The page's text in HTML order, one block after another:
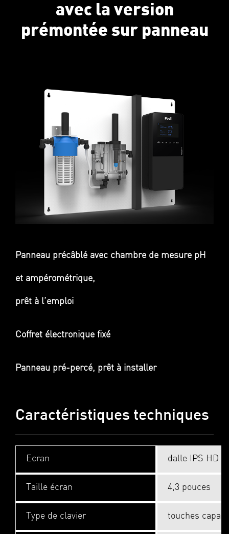
avec la version
prémontée sur panneau
Panneau précâblé avec chambre de mesure pH
et ampérométrique,
prêt à l’emploi
Coffret électronique fixé
Panneau pré-percé, prêt à installer
Caractéristiques techniques
Ecran dalle IPS HD
Taille écran 4,3 pouces
Type de clavier touches